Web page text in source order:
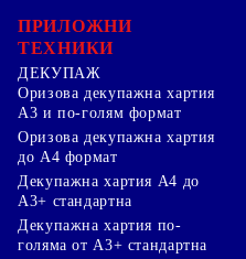
ПРИЛОЖНИ
ТЕХНИКИ
ДЕКУПАЖ
Оризова декупажна хартия
А3 и по-голям формат
Оризова декупажна хартия
до А4 формат
Декупажна хартия А4 до
А3+ стандартна
Декупажна хартия по-
голяма от А3+ стандартна